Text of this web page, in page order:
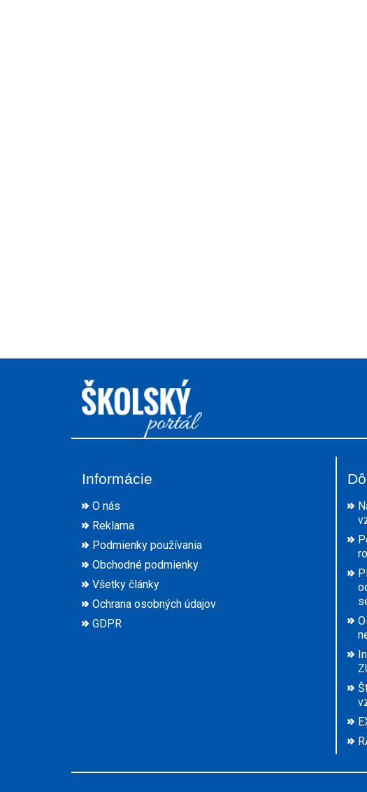
Informácie
O nás
Reklama
Podmienky používania
Obchodné podmienky
Všetky články
Ochrana osobných údajov
GDPR